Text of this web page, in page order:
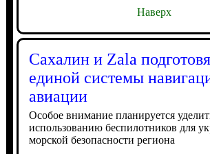
Наверх
Сахалин и Zala
единой системы
авиации
Особое внимание планируется
использованию беспилотников для
морской безопасности региона